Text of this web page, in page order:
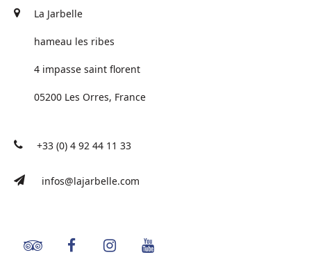
La Jarbelle
hameau les ribes
4 impasse saint florent
05200 Les Orres, France
+33 (0) 4 92 44 11 33
infos@lajarbelle.com